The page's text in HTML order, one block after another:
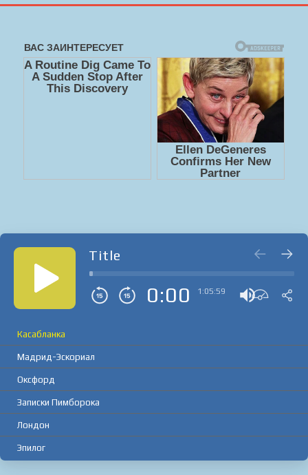
Title
0:00 1:05:59
Касабланка
Мадрид-Эскориал
Оксфорд
Записки Пимборока
Лондон
Эпилог